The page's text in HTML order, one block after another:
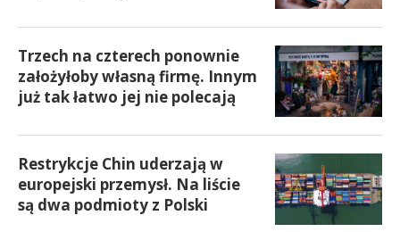
Trzech na czterech ponownie
założyłoby własną firmę. Innym
już tak łatwo jej nie polecają
Restrykcje Chin uderzają w
europejski przemysł. Na liście
są dwa podmioty z Polski